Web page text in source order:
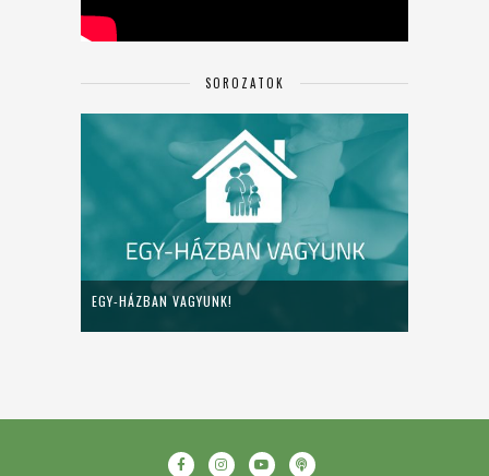
SOROZATOK
EGY-HÁZBAN VAGYUNK!